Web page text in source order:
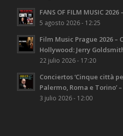
FANS OF FILM MUSIC
5 agosto 2026 - 12:25
Film Music Prague 2026 –
Hollywood: Jerry
22 julio 2026 - 17:20
Conciertos ‘Cinque città
Palermo, Roma e Torino’
3 julio 2026 - 12:00